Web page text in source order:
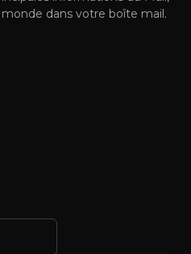
dans votre boîte mail.